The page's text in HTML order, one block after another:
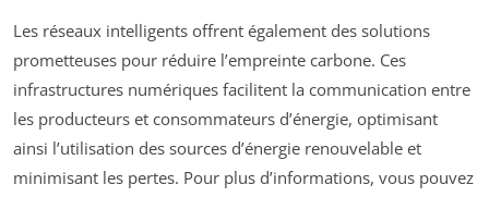
Les réseaux intelligents offrent également des solutions
prometteuses pour réduire l’empreinte carbone. Ces
infrastructures numériques facilitent la communication entre
les producteurs et consommateurs d’énergie, optimisant
ainsi l’utilisation des sources d’énergie renouvelable et
minimisant les pertes. Pour plus d’informations, vous pouvez